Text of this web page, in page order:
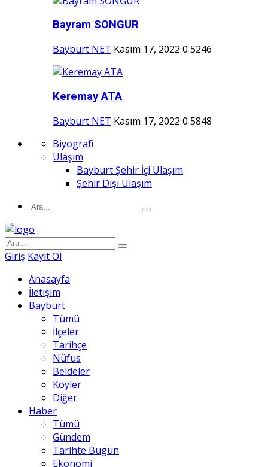
Bayram SONGUR
Bayburt NET Kasım 17, 2022 0 5246
Keremay ATA
Bayburt NET Kasım 17, 2022 0 5848
Biyografi
Ulaşım
Bayburt Şehir İçi Ulaşım
Şehir Dışı Ulaşım
Giriş Kayıt Ol
Anasayfa
İletişim
Bayburt
Tümü
İlçeler
Tarihçe
Nüfus
Beldeler
Köyler
Diğer
Haber
Tümü
Gündem
Tarihte Bugün
Ekonomi